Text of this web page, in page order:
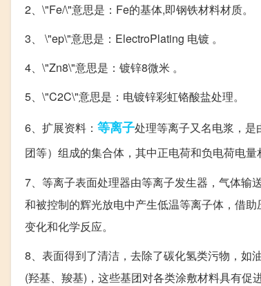
2、\"Fe/\"意思是：Fe的基体,即钢铁材料材质。
3、 \"ep\"意思是：ElectroPlating 电镀 。
4、\"Zn8\"意思是：镀锌8微米 。
5、\"C2C\"意思是：电镀锌彩虹铬酸盐处理。
6、扩展资料： 等离子处理等离子又名电浆，
团等）组成的集合体，其中正电荷和负电荷电量
7、等离子表面处理器由等离子发生器，气体输
和被控制的辉光放电中产生低温等离子体，借
变化和化学反应。
8、表面得到了清洁，去除了碳化氢类污物，如
(羟基、羧基)，这些基团对各类涂敷材料具有促